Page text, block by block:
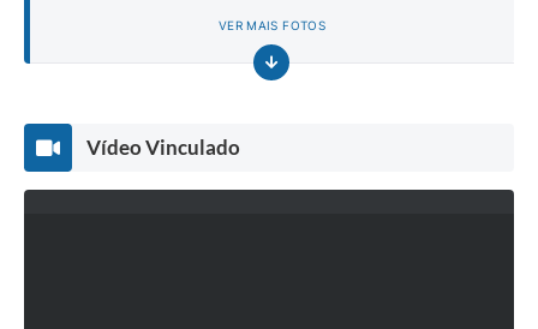
VER MAIS FOTOS
Vídeo Vinculado